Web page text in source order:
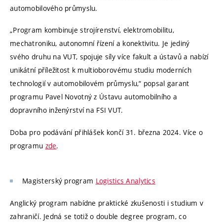
automobilového průmyslu.
„Program kombinuje strojírenství, elektromobilitu,
mechatroniku, autonomní řízení a konektivitu. Je jediný
svého druhu na VUT, spojuje síly více fakult a ústavů a nabízí
unikátní příležitost k multioborovému studiu moderních
technologií v automobilovém průmyslu,“ popsal garant
programu Pavel Novotný z Ústavu automobilního a
dopravního inženýrství na FSI VUT.
Doba pro podávání přihlášek končí 31. března 2024. Více o
programu zde.
Magisterský program Logistics Analytics
Anglický program nabídne praktické zkušenosti i studium v
zahraničí. Jedná se totiž o double degree program, co